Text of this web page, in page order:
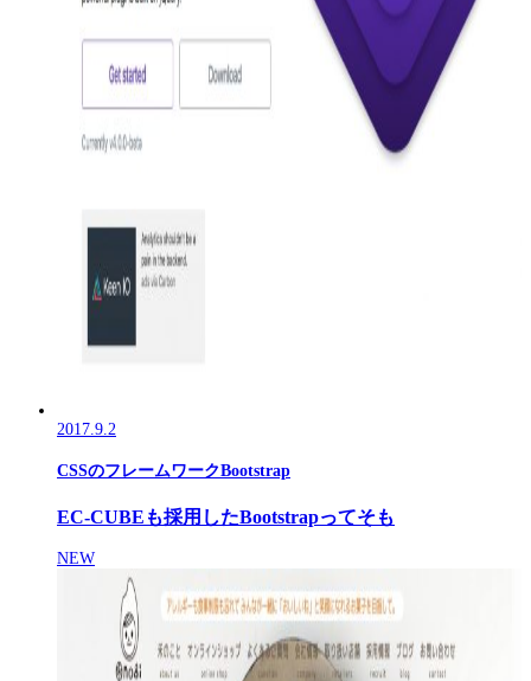
2017.9.2
CSSのフレームワークBootstrap
EC-CUBEも採用したBootstrapってそも
NEW